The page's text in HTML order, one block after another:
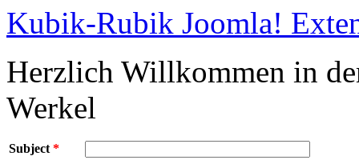
Kubik-Rubik Joomla!
Herzlich Willkommen in
Werkel
Subject *